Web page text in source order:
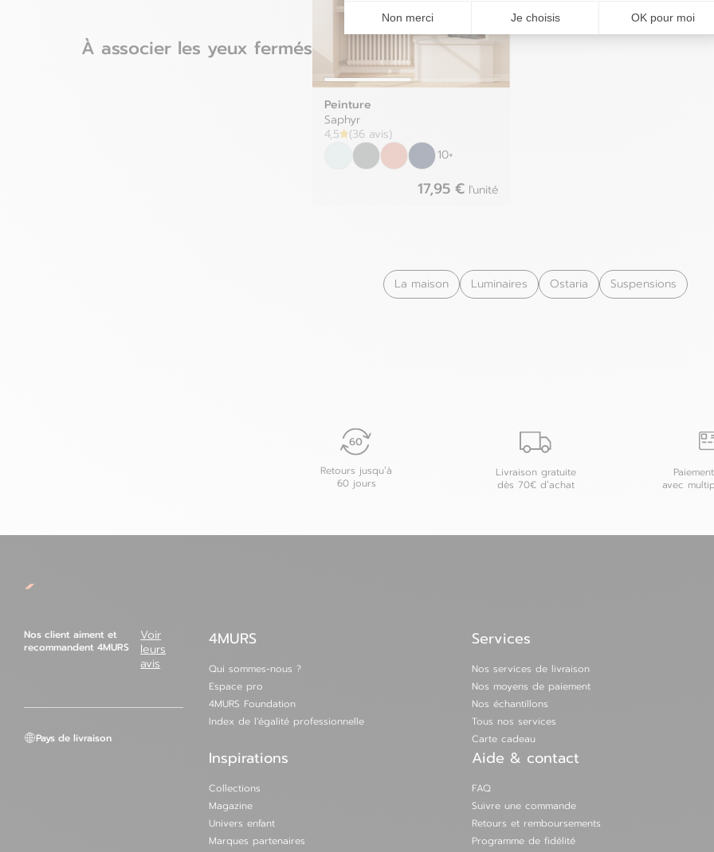
Non merci Je choisis OK pour moi
À associer les yeux fermés
Peinture
Saphyr
4,5
(36 avis)
10+
17,95 € l'unité
La maison Luminaires Ostaria Suspensions
Retours jusqu’à
60 jours
Livraison gratuite
dès 70€ d’achat
avec
Nos client aiment et
recommandent 4MURS
Voir
leurs
avis
Pays de livraison
4MURS
Qui sommes-nous ?
Espace pro
4MURS Foundation
Index de l'égalité professionnelle
Services
Nos services de livraison
Nos moyens de paiement
Nos échantillons
Tous nos services
Carte cadeau
Inspirations
Collections
Magazine
Univers enfant
Marques partenaires
Aide & contact
FAQ
Suivre une commande
Retours et remboursements
Programme de fidélité